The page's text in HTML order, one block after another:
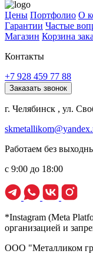
Цены Портфолио О
Гарантии Частые
Магазин Корзина
Контакты
+7 928 459 77 88
Заказать звонок
г. Челябинск , ул.
Работаем без
с 9:00 до 18:00
*Instagram (Meta
организацией и
ООО "Металликом